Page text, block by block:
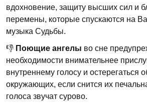
вдохновение, защиту высших сил и
перемены, которые спускаются на
музыка Судьбы.
👎 Поющие ангелы во сне
необходимости внимательнее
внутреннему голосу и остерегаться
окружающих, если снится их
голоса звучат сурово.